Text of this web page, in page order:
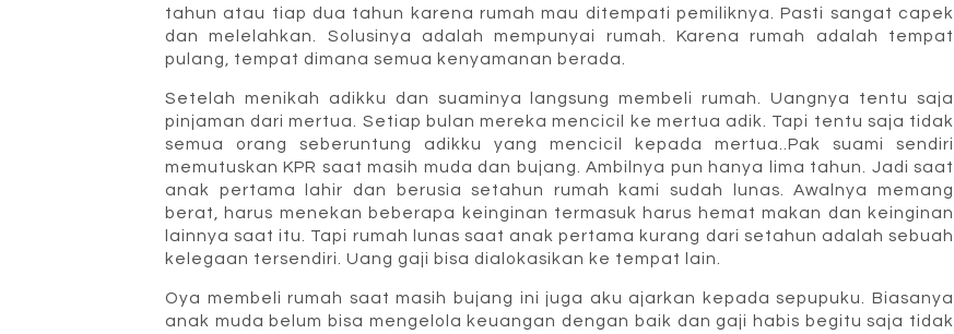
tahun atau tiap dua tahun karena rumah mau ditempati pemiliknya. Pasti sangat capek
dan melelahkan. Solusinya adalah mempunyai rumah. Karena rumah adalah tempat
pulang, tempat dimana semua kenyamanan berada.
Setelah menikah adikku dan suaminya langsung membeli rumah. Uangnya tentu saja
pinjaman dari mertua. Setiap bulan mereka mencicil ke mertua adik. Tapi tentu saja tidak
semua orang seberuntung adikku yang mencicil kepada mertua..Pak suami sendiri
memutuskan KPR saat masih muda dan bujang. Ambilnya pun hanya lima tahun. Jadi saat
anak pertama lahir dan berusia setahun rumah kami sudah lunas. Awalnya memang
berat, harus menekan beberapa keinginan termasuk harus hemat makan dan keinginan
lainnya saat itu. Tapi rumah lunas saat anak pertama kurang dari setahun adalah sebuah
kelegaan tersendiri. Uang gaji bisa dialokasikan ke tempat lain.
Oya membeli rumah saat masih bujang ini juga aku ajarkan kepada sepupuku. Biasanya
anak muda belum bisa mengelola keuangan dengan baik dan gaji habis begitu saja tidak